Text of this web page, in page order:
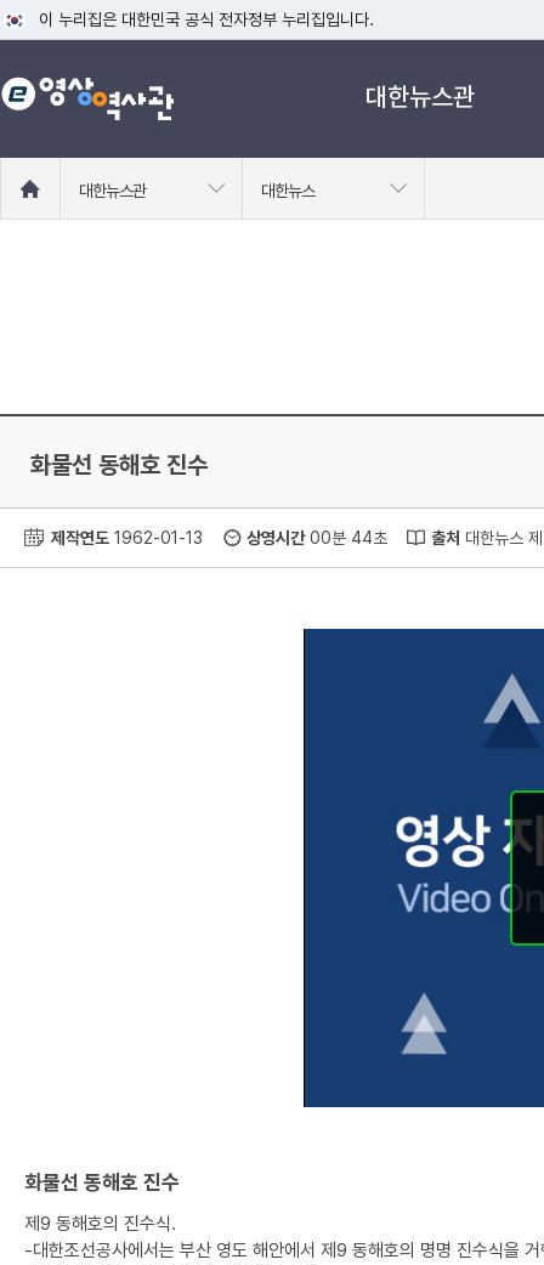
이 누리집은 대한민국 공식 전자정부 누리집입니다.
공식 누리집 주소 확인하기
go.kr 주소를 사용하는 누리집은 대한민국 정부기관이 관리하는 누리집입니
대한뉴스관
로
대한뉴스관 대한뉴스
화물선 동해호 진수
제작연도 1962-01-13 상영시간00분 44초 출처 대한뉴스
화물선 동해호 진수
제9 동해호의 진수식.
-대한조선공사에서는 부산 영도 해안에서 제9 동해호의 명명 진수식을